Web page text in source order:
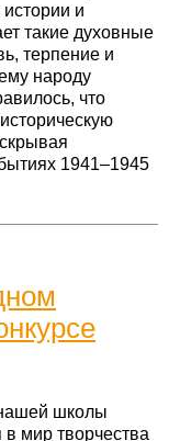
и
такие духовные
терпение и
народу
что
1941–1945
школы
в мир творчества